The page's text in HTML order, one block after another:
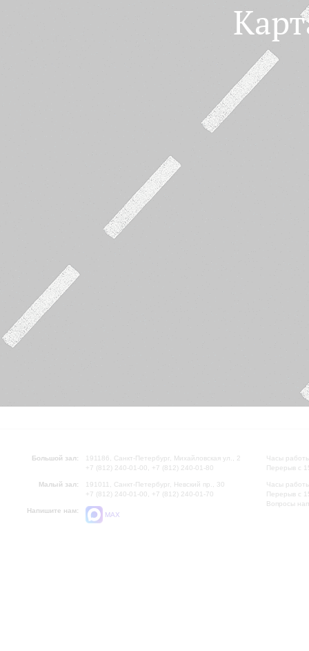
Большой зал:
191186, Санкт-Петербург, Михайловская ул., 2
+7 (812) 240-01-00, +7 (812) 240-01-80
Малый зал:
191011, Санкт-Петербург, Невский пр., 30
+7 (812) 240-01-00, +7 (812) 240-01-70
Напишите нам:
MAX
Часы
Перерыв с
Часы
Перерыв с
Вопросы